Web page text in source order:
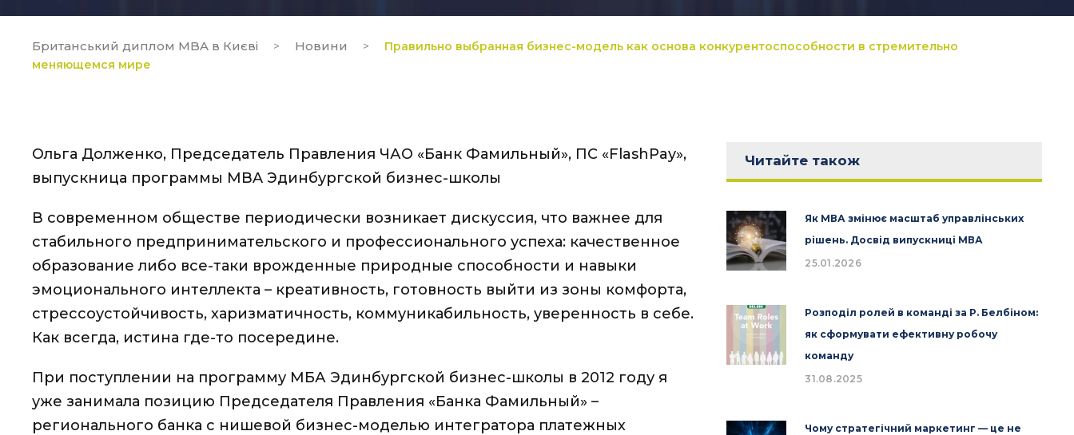
Британський диплом MBA в Києві > Новини >
Правильно выбранная бизнес-модель как основа конкурентоспособности в стремительно
меняющемся мире
Ольга Долженко, Председатель Правления ЧАО «Банк Фамильный», ПС «FlashPay»,
выпускница программы MBA Эдинбургской бизнес-школы
В современном обществе периодически возникает дискуссия, что важнее для
стабильного предпринимательского и профессионального успеха: качественное
образование либо все-таки врожденные природные способности и навыки
эмоционального интеллекта – креативность, готовность выйти из зоны комфорта,
стрессоустойчивость, харизматичность, коммуникабильность, уверенность в себе.
Как всегда, истина где-то посередине.
При поступлении на программу МБА Эдинбургской бизнес-школы в 2012 году я
уже занимала позицию Председателя Правления «Банка Фамильный» –
регионального банка с нишевой бизнес-моделью интегратора платежных
Читайте також
Як МВА змінює масштаб управлінських
рішень. Досвід випускниці МВА
25.01.2026
Розподіл ролей в команді за Р. Белбіном:
як сформувати ефективну робочу
команду
31.08.2025
Чому стратегічний маркетинг — це не